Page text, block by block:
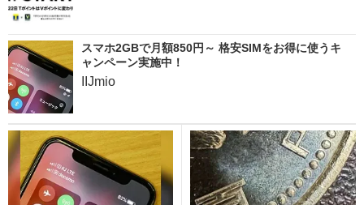
スマホ2GBで月額850円～ 格安SIMをお得に使うキ
ャンペーン実施中！
IIJmio